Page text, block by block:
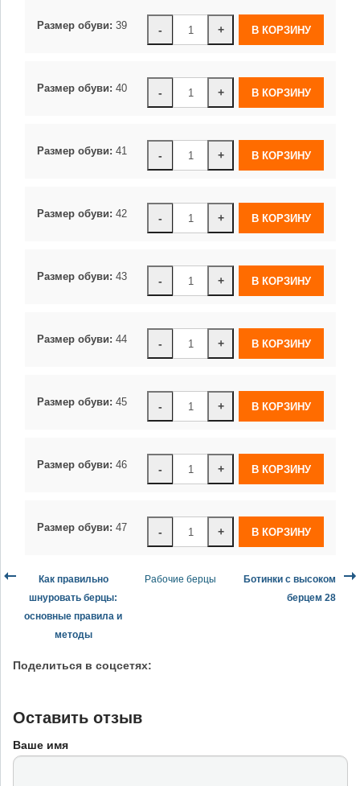
- +
Размер обуви: 39
- +
Размер обуви: 40
- +
Размер обуви: 41
- +
Размер обуви: 42
- +
Размер обуви: 43
- +
Размер обуви: 44
- +
Размер обуви: 45
- +
Размер обуви: 46
- +
Размер обуви: 47
Как правильно
шнуровать берцы:
основные правила и
методы
Рабочие берцы
Ботинки с высоком
берцем 28
Поделиться в соцсетях:
Оставить отзыв
Ваше имя